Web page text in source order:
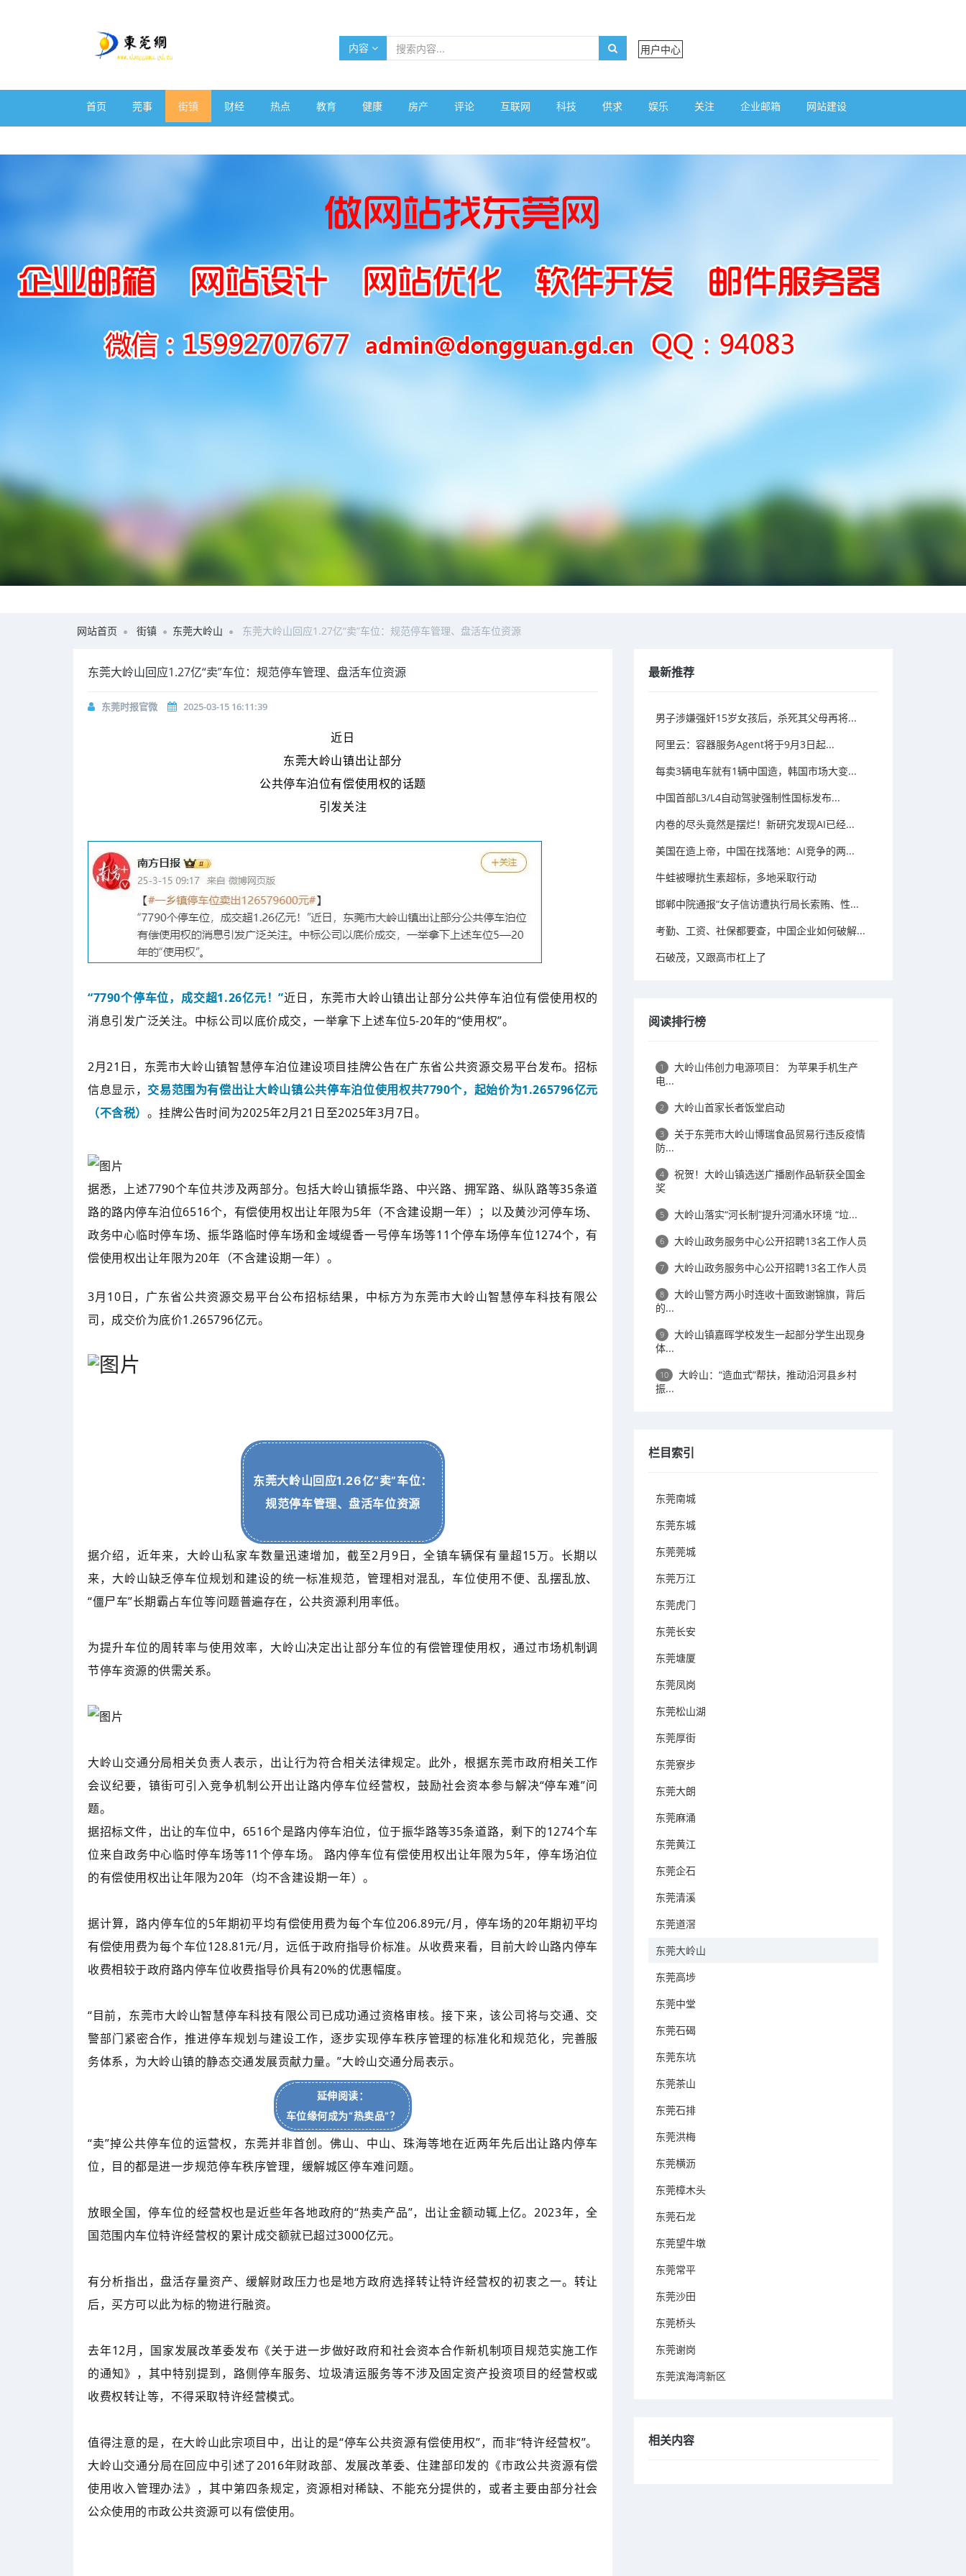
内容 用户中心
首页 莞事 街镇 财经 热点 教育 健康 房产 评论 互联网 科技 供求 娱乐 关注 企业邮箱 网站建设
网站首页 街镇 东莞大岭山 东莞大岭山回应1.27亿“卖”车位：规范停车管理、盘活车位资源
东莞大岭山回应1.27亿“卖”车位：规范停车管理、盘活车位资源
东莞时报官微 2025-03-15 16:11:39
近日
东莞大岭山镇出让部分
公共停车泊位有偿使用权的话题
引发关注
“7790个停车位，成交超1.26亿元！”近日，东莞市大岭山镇出让部分公共停车泊位有偿使用权的
消息引发广泛关注。中标公司以底价成交，一举拿下上述车位5-20年的“使用权”。
2月21日，东莞市大岭山镇智慧停车泊位建设项目挂牌公告在广东省公共资源交易平台发布。招标
信息显示， 交易范围为有偿出让大岭山镇公共停车泊位使用权共7790个，起始价为1.265796亿元
（不含税） 。挂牌公告时间为2025年2月21日至2025年3月7日。
据悉，上述7790个车位共涉及两部分。包括大岭山镇振华路、中兴路、拥军路、纵队路等35条道
路的路内停车泊位6516个，有偿使用权出让年限为5年（不含建设期一年）；以及黄沙河停车场、
政务中心临时停车场、振华路临时停车场和金域缇香一号停车场等11个停车场停车位1274个，有
偿使用权出让年限为20年（不含建设期一年）。
3月10日，广东省公共资源交易平台公布招标结果，中标方为东莞市大岭山智慧停车科技有限公
司，成交价为底价1.265796亿元。
东莞大岭山回应1.26亿“卖”车位：
规范停车管理、盘活车位资源
据介绍，近年来，大岭山私家车数量迅速增加，截至2月9日，全镇车辆保有量超15万。长期以
来，大岭山缺乏停车位规划和建设的统一标准规范，管理相对混乱，车位使用不便、乱摆乱放、
“僵尸车”长期霸占车位等问题普遍存在，公共资源利用率低。
为提升车位的周转率与使用效率，大岭山决定出让部分车位的有偿管理使用权，通过市场机制调
节停车资源的供需关系。
大岭山交通分局相关负责人表示，出让行为符合相关法律规定。此外，根据东莞市政府相关工作
会议纪要，镇街可引入竞争机制公开出让路内停车位经营权，鼓励社会资本参与解决“停车难”问
题。
据招标文件，出让的车位中，6516个是路内停车泊位，位于振华路等35条道路，剩下的1274个车
位来自政务中心临时停车场等11个停车场。
路内停车位有偿使用权出让年限为5年，停车场泊位
的有偿使用权出让年限为20年（均不含建设期一年）。
据计算，路内停车位的5年期初平均有偿使用费为每个车位206.89元/月，停车场的20年期初平均
有偿使用费为每个车位128.81元/月，远低于政府指导价标准。从收费来看，目前大岭山路内停车
收费相较于政府路内停车位收费指导价具有20%的优惠幅度。
“目前，东莞市大岭山智慧停车科技有限公司已成功通过资格审核。接下来，该公司将与交通、交
警部门紧密合作，推进停车规划与建设工作，逐步实现停车秩序管理的标准化和规范化，完善服
务体系，为大岭山镇的静态交通发展贡献力量。”大岭山交通分局表示。
延伸阅读：
车位缘何成为“热卖品”？
“卖”掉公共停车位的运营权，东莞并非首创。佛山、中山、珠海等地在近两年先后出让路内停车
位，目的都是进一步规范停车秩序管理，缓解城区停车难问题。
放眼全国，停车位的经营权也是近些年各地政府的“热卖产品”，出让金额动辄上亿。2023年，全
国范围内车位特许经营权的累计成交额就已超过3000亿元。
有分析指出，盘活存量资产、缓解财政压力也是地方政府选择转让特许经营权的初衷之一。转让
后，买方可以此为标的物进行融资。
去年12月，国家发展改革委发布《关于进一步做好政府和社会资本合作新机制项目规范实施工作
的通知》，其中特别提到，路侧停车服务、垃圾清运服务等不涉及固定资产投资项目的经营权或
收费权转让等，不得采取特许经营模式。
值得注意的是，在大岭山此宗项目中，出让的是“停车公共资源有偿使用权”，而非“特许经营权”。
大岭山交通分局在回应中引述了2016年财政部、发展改革委、住建部印发的《市政公共资源有偿
使用收入管理办法》，其中第四条规定，资源相对稀缺、不能充分提供的，或者主要由部分社会
公众使用的市政公共资源可以有偿使用。
最新推荐
男子涉嫌强奸15岁女孩后，杀死其父母再将...
阿里云：容器服务Agent将于9月3日起...
每卖3辆电车就有1辆中国造，韩国市场大变...
中国首部L3/L4自动驾驶强制性国标发布...
内卷的尽头竟然是摆烂！新研究发现AI已经...
美国在造上帝，中国在找落地：AI竞争的两...
牛蛙被曝抗生素超标，多地采取行动
邯郸中院通报“女子信访遭执行局长索贿、性...
考勤、工资、社保都要查，中国企业如何破解...
石破茂，又跟高市杠上了
阅读排行榜
1
大岭山伟创力电源项目： 为苹果手机生产
电...
2 大岭山首家长者饭堂启动
3
关于东莞市大岭山博瑞食品贸易行违反疫情
防...
4
祝贺！大岭山镇选送广播剧作品斩获全国金
奖
5 大岭山落实“河长制”提升河涌水环境 “垃...
6 大岭山政务服务中心公开招聘13名工作人员
7 大岭山政务服务中心公开招聘13名工作人员
8
大岭山警方两小时连收十面致谢锦旗，背后
的...
9
大岭山镇嘉晖学校发生一起部分学生出现身
体...
10
大岭山：“造血式”帮扶，推动沿河县乡村
振...
栏目索引
东莞南城
东莞东城
东莞莞城
东莞万江
东莞虎门
东莞长安
东莞塘厦
东莞凤岗
东莞松山湖
东莞厚街
东莞寮步
东莞大朗
东莞麻涌
东莞黄江
东莞企石
东莞清溪
东莞道滘
东莞大岭山
东莞高埗
东莞中堂
东莞石碣
东莞东坑
东莞茶山
东莞石排
东莞洪梅
东莞横沥
东莞樟木头
东莞石龙
东莞望牛墩
东莞常平
东莞沙田
东莞桥头
东莞谢岗
东莞滨海湾新区
相关内容